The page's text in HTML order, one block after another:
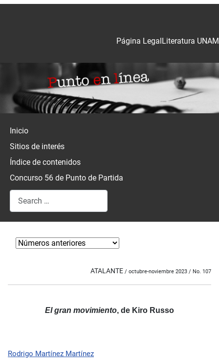
Literatura UNAM
Página Legal
Inicio
Sitios de interés
Índice de contenidos
Concurso 56 de Punto de Partida
Search
ATALANTE / octubre-noviembre 2023 / No. 107
El gran movimiento, de Kiro Russo
Rodrigo Martínez Martínez